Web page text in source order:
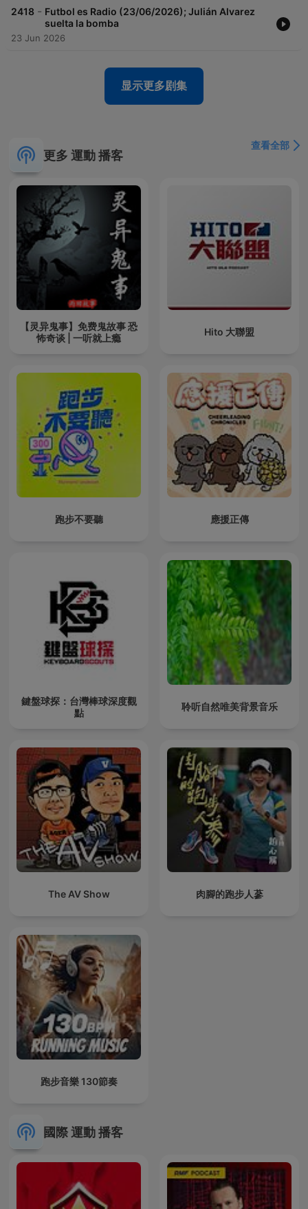
2418 - Futbol es Radio (23/06/2026); Julián Alvarez
suelta la bomba
23 Jun 2026
显示更多剧集
更多 運動 播客
查看全部
【灵异鬼事】免费鬼故事 恐
怖奇谈 | 一听就上瘾
Hito 大聯盟
跑步不要聽 應援正傳
鍵盤球探：台灣棒球深度觀
點
聆听自然唯美背景音乐
The AV Show 肉腳的跑步人蔘
跑步音樂 130節奏
國際 運動 播客